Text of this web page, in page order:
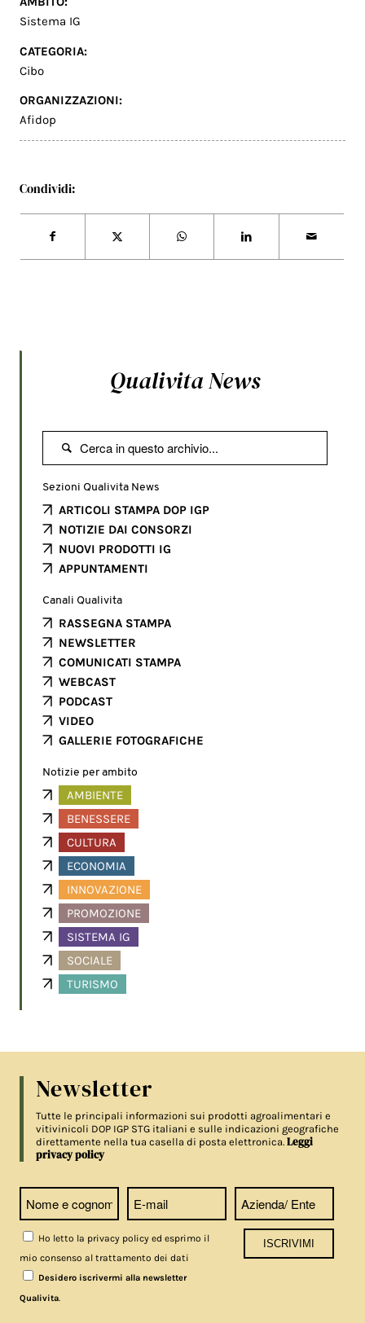
Sistema IG
CATEGORIA:
Cibo
ORGANIZZAZIONI:
Afidop
Condividi:
Qualivita News

Sezioni Qualivita News
ARTICOLI STAMPA DOP IGP
NOTIZIE DAI CONSORZI
NUOVI PRODOTTI IG
APPUNTAMENTI
Canali Qualivita
RASSEGNA STAMPA
NEWSLETTER
COMUNICATI STAMPA
WEBCAST
PODCAST
VIDEO
GALLERIE FOTOGRAFICHE
Notizie per ambito
AMBIENTE
BENESSERE
CULTURA
ECONOMIA
INNOVAZIONE
PROMOZIONE
SISTEMA IG
SOCIALE
TURISMO
Newsletter
Tutte le principali informazioni sui prodotti agroalimentari e
vitivinicoli DOP IGP STG italiani e sulle indicazioni geografiche
direttamente nella tua casella di posta elettronica.Leggi
privacy policy
Ho letto la privacy policy ed esprimo il
mio consenso al trattamento dei dati
Desidero iscrivermi alla newsletter
Qualivita.